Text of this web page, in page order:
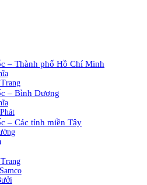
– Thành phố Hồ Chí Minh
– Bình Dương
– Các tỉnh miền Tây